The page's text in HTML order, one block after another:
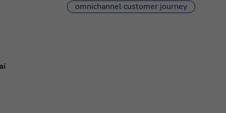
omnichannel customer journey